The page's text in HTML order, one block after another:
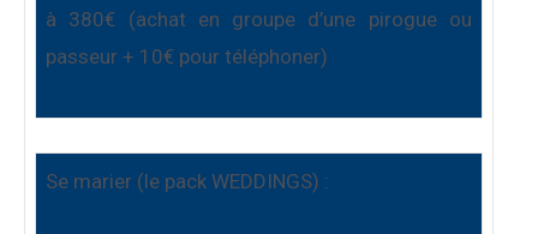
à 380€ (achat en groupe d’une pirogue ou
passeur + 10€ pour téléphoner)
Se marier (le pack WEDDINGS) :